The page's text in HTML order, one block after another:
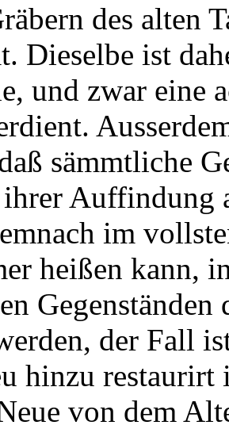
des alten
Dieselbe ist
und zwar eine
sämmtliche
Auffindung
im
heißen kann,
der Fall
hinzu restaurirt
von dem